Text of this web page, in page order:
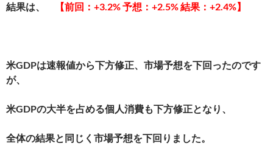
結果は、 【前回：+3.2% 予想：+2.5% 結果：+2.4%】
米GDPは速報値から下方修正、市場予想を下回ったのです
が、
米GDPの大半を占める個人消費も下方修正となり、
全体の結果と同じく市場予想を下回りました。